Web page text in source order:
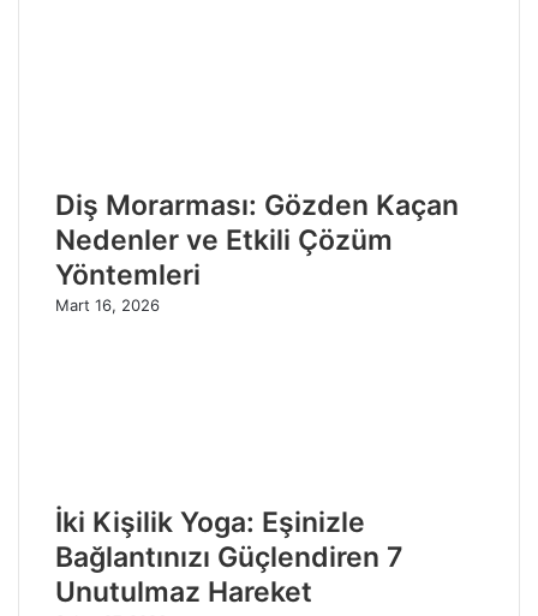
Diş Morarması: Gözden Kaçan
Nedenler ve Etkili Çözüm
Yöntemleri
Mart 16, 2026
İki Kişilik Yoga: Eşinizle
Bağlantınızı Güçlendiren 7
Unutulmaz Hareket